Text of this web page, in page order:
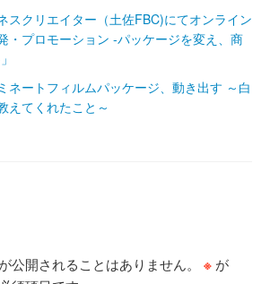
スクリエイター（土佐FBC)にてオンライン
プロモーション ‐パッケージを変え、商
ネートフィルムパッケージ、動き出す ～白
えてくれたこと～
公開されることはありません。 ※ が